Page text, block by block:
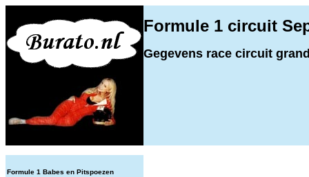
Formule 1 circuit
Gegevens race circuit
Formule 1 Babes en Pitspoezen